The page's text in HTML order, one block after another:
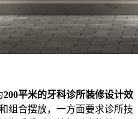
200平米的牙科诊所装修设计效
组合摆放，一方面要求诊所技